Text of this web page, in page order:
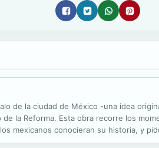
de la ciudad de México -una idea
la Reforma. Esta obra recorre los
mexicanos conocieran su historia, y
en ese paseo. El libro incluye...